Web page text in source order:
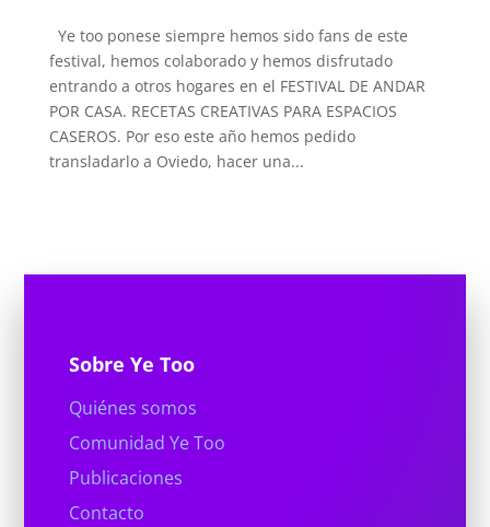
Ye too ponese siempre hemos sido fans de este
festival, hemos colaborado y hemos disfrutado
entrando a otros hogares en el FESTIVAL DE ANDAR
POR CASA. RECETAS CREATIVAS PARA ESPACIOS
CASEROS. Por eso este año hemos pedido
transladarlo a Oviedo, hacer una...
Sobre Ye Too
Quiénes somos
Comunidad Ye Too
Publicaciones
Contacto